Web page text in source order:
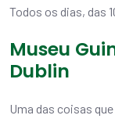
Todos os dias, das
Museu
Dublin
Uma das coisas